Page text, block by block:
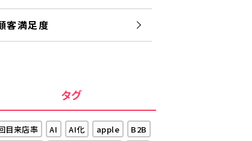
客満足度
タグ
目来店率 AI AI化 apple
B2B